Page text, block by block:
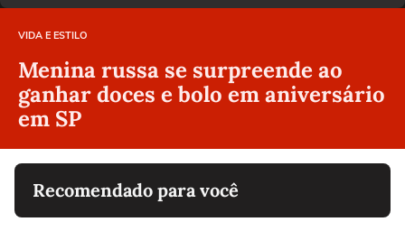
VIDA E ESTILO
Menina russa se surpreende ao
ganhar doces e bolo em aniversário
em SP
Recomendado para você